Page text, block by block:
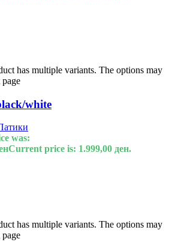
has multiple variants. The options may
white
was:
Current price is: 1.999,00 ден.
has multiple variants. The options may